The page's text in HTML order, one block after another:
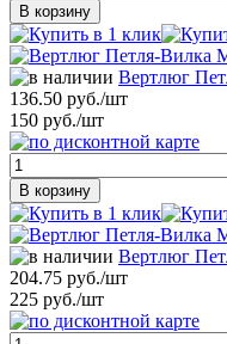
В корзину
Вертлюг
136.50 руб./шт
150 руб./шт
В корзину
Вертлюг
204.75 руб./шт
225 руб./шт